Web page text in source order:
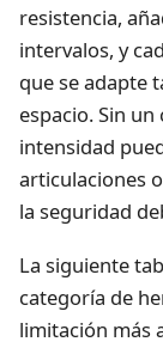
resistencia,
intervalos, y
que se adapte
espacio. Sin
intensidad
articulaciones
la seguridad
La siguiente
categoría de
limitación más